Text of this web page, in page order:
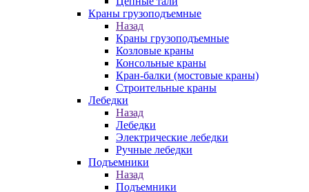
Краны грузоподъемные
Назад
Краны грузоподъемные
Козловые краны
Консольные краны
Кран-балки (мостовые краны)
Строительные краны
Лебедки
Назад
Лебедки
Электрические лебедки
Ручные лебедки
Подъемники
Назад
Подъемники